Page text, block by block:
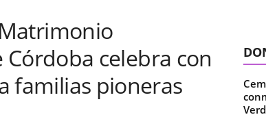
celebra con
familias pioneras